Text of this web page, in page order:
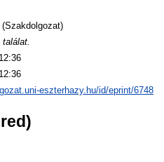
eszterhazy.hu/id/eprint/6748